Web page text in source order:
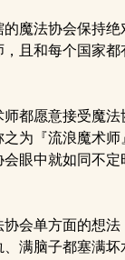
魔法协会保持绝
且和每个国家
都愿意接受魔法
为『流浪魔术
眼中就如同不
会单方面的想法
满脑子都塞满坏